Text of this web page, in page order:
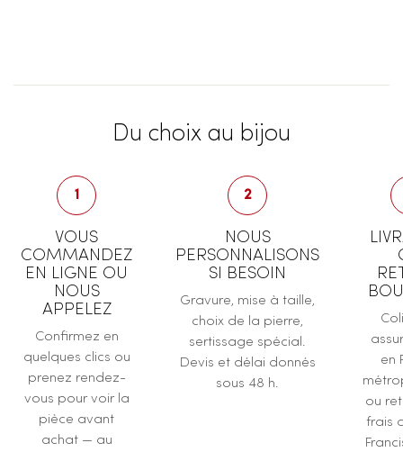
Du choix au bijou
1
VOUS
COMMANDEZ
EN LIGNE OU
NOUS
APPELEZ
Confirmez en
quelques clics ou
prenez rendez-
vous pour voir la
pièce avant
achat — au
2
NOUS
PERSONNALISONS
SI BESOIN
Gravure, mise à taille,
choix de la pierre,
sertissage spécial.
Devis et délai donnés
sous 48 h.
en
ou
frais